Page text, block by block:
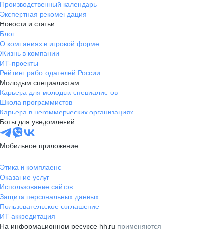
Производственный календарь
Экспертная рекомендация
Новости и статьи
Блог
О компаниях в игровой форме
Жизнь в компании
ИТ-проекты
Рейтинг работодателей России
Молодым специалистам
Карьера для молодых специалистов
Школа программистов
Карьера в некоммерческих организациях
Боты для уведомлений
Мобильное приложение
Этика и комплаенс
Оказание услуг
Использование сайтов
Защита персональных данных
Пользовательское соглашение
ИТ аккредитация
На информационном ресурсе hh.ru применяются